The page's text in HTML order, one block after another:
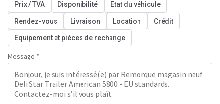
Prix / TVA Disponibilité Etat du véhicule
Rendez-vous Livraison Location Crédit
Equipement et pièces de rechange
Message *